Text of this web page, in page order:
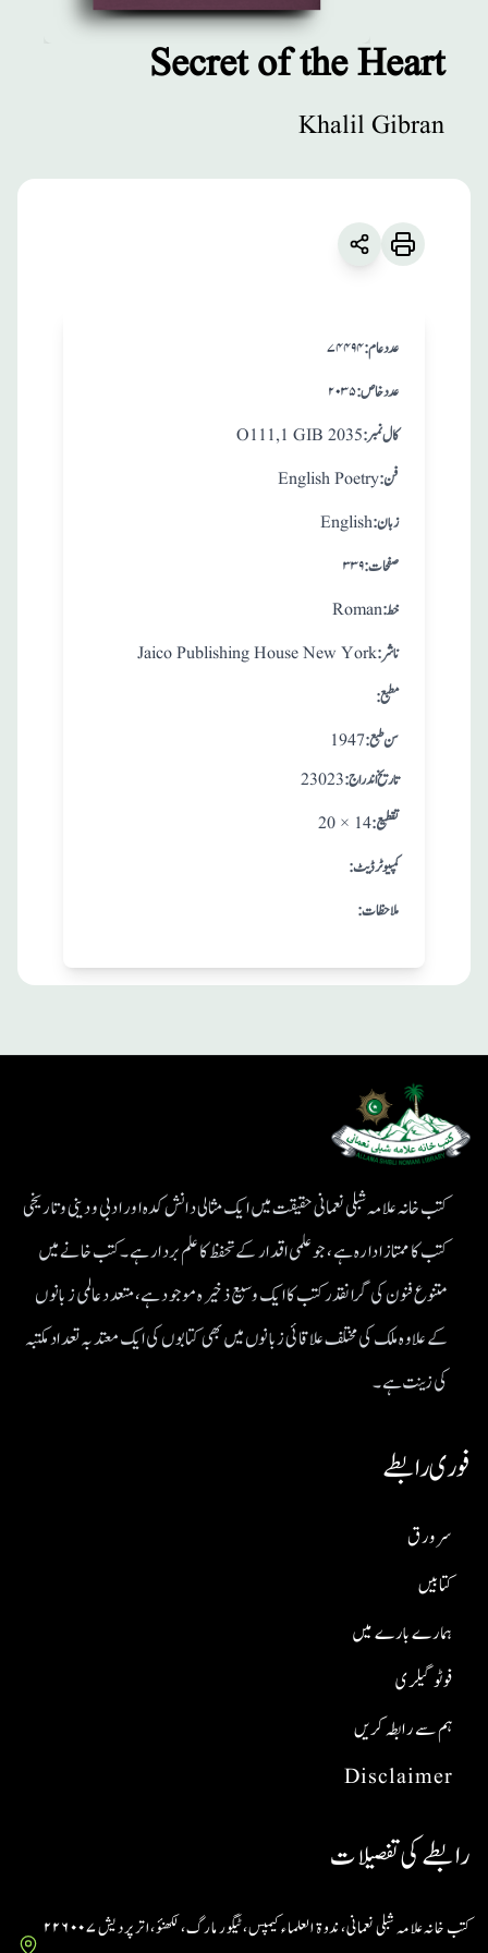
Heart
Secret of the Heart
Khalil Gibran
۷۴۴۹۴:عدد عام
۲۰۳۵:عدد خاص
O111,1 GIB 2035 :کال نمبر
English Poetry :فن
English:زبان
۳۳۹:صفحات
Roman:خط
Jaico Publishing House New York :ناشر
:مطبع
1947: سن طبع
23023 : تاريخ اندراج
20 × 14 :تقطيع
:کمپیوٹر ڈیٹ
:ملاحظات
کتب خانہ علامہ شبلی نعمانی حقیقت میں ایک مثالی دانش کدہ اور ادبی ودینی و تاریخی
کتب کا ممتاز ادارہ ہے، جو علمی اقدار کے تحفظ کا علم بردار ہے۔کتب خانے میں
متنوع فنون کی گرانقدر کتب کا ایک وسیع ذخیرہ موجود ہے، متعدد عالمی زبانوں
کے علاوہ ملک کی مختلف علاقائی زبانوں میں بھی کتابوں کی ایک معتد بہ تعداد مکتبہ
کی زینت ہے۔
فوری رابطے
Disclaimer
ہم سے رابطہ کریں
فوٹو گیلری
ہمارے بارے میں
کتابیں
سر ورق
رابطے کی تفصیلات
کتب خانہ علامہ شبلی نعمانی، ندوۃ العلماء کیمپس، ٹیگور مارگ، لکھنؤ، اتر پردیش ۲۲۶۰۰۷